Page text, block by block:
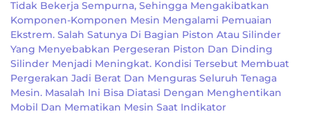
Tidak Bekerja Sempurna, Sehingga Mengakibatkan
Komponen-Komponen Mesin Mengalami Pemuaian
Ekstrem. Salah Satunya Di Bagian Piston Atau Silinder
Yang Menyebabkan Pergeseran Piston Dan Dinding
Silinder Menjadi Meningkat. Kondisi Tersebut Membuat
Pergerakan Jadi Berat Dan Menguras Seluruh Tenaga
Mesin. Masalah Ini Bisa Diatasi Dengan Menghentikan
Mobil Dan Mematikan Mesin Saat Indikator